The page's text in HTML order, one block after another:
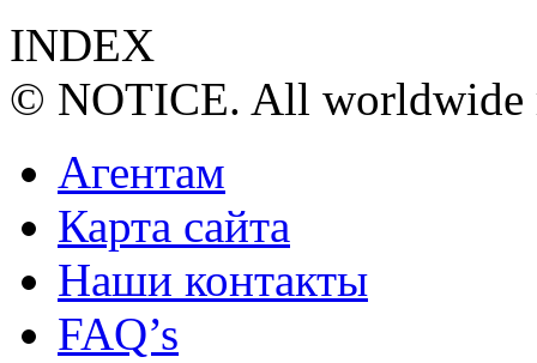
INDEX
© NOTICE. All worldwide
Агентам
Карта сайта
Наши контакты
FAQ’s